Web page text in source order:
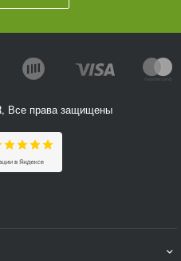
Все права защищены